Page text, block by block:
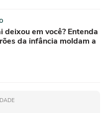
deixou em você? Entenda
da infância moldam a